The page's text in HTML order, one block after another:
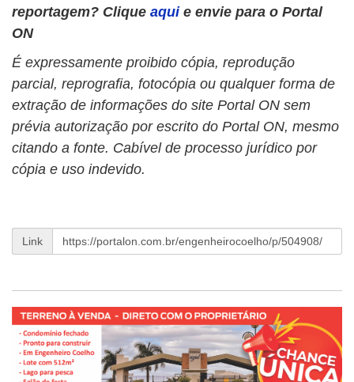
reportagem? Clique aqui e envie para o Portal
ON
É expressamente proibido cópia, reprodução
parcial, reprografia, fotocópia ou qualquer forma de
extração de informações do site Portal ON sem
prévia autorização por escrito do Portal ON, mesmo
citando a fonte. Cabível de processo jurídico por
cópia e uso indevido.
Link